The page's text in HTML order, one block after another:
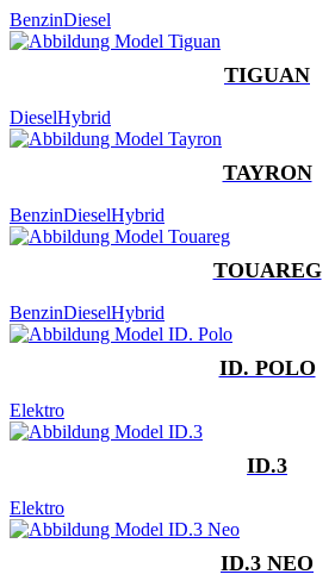
BenzinDiesel
TIGUAN
DieselHybrid
TAYRON
BenzinDieselHybrid
TOUAREG
BenzinDieselHybrid
ID. POLO
Elektro
ID.3
Elektro
ID.3 NEO